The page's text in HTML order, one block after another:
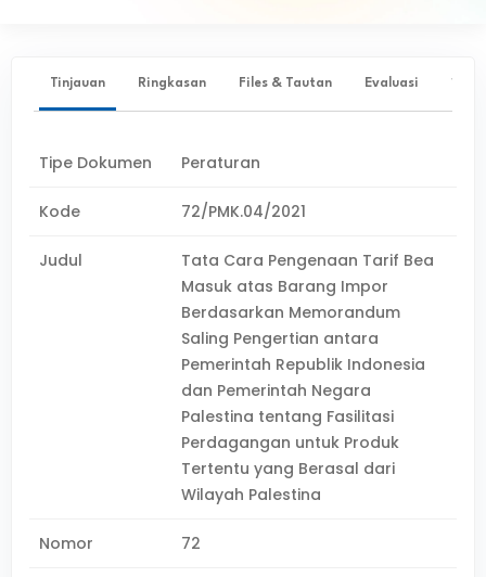
Tinjauan Ringkasan Files & Tautan Evaluasi ✨
Tipe Dokumen Peraturan
Kode 72/PMK.04/2021
Judul
Tata Cara Pengenaan Tarif Bea
Masuk atas Barang Impor
Berdasarkan Memorandum
Saling Pengertian antara
Pemerintah Republik Indonesia
dan Pemerintah Negara
Palestina tentang Fasilitasi
Perdagangan untuk Produk
Tertentu yang Berasal dari
Wilayah Palestina
Nomor 72